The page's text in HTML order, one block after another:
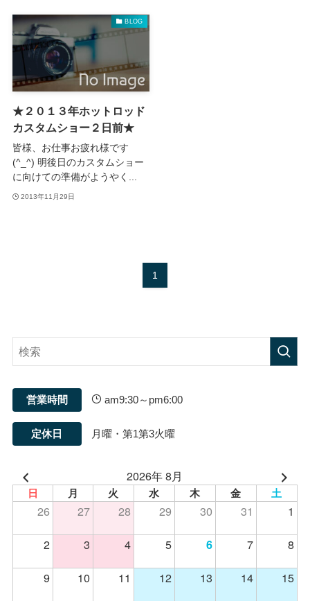
BLOG
★２０１３年ホットロッド
カスタムショー２日前★
皆様、お仕事お疲れ様です
(^_^) 明後日のカスタムショー
に向けての準備がようやく...
2013年11月29日
1
営業時間 am9:30～pm6:00
定休日 月曜・第1第3火曜
2026年 8月
日 月 火 水 木 金 土
26 27 28 29 30 31
1
2
3 4 5 6 7
8
9
10 11 12 13 14
15